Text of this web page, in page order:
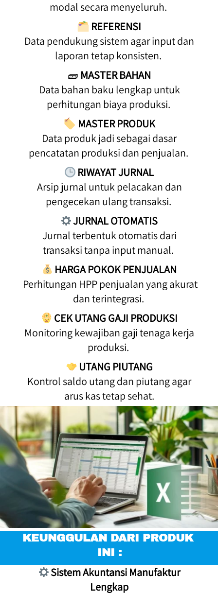
modal secara menyeluruh.
REFERENSI
laporan tetap konsisten.
🧱 MASTER BAHAN
perhitungan biaya produksi.
MASTER PRODUK
pencatatan produksi dan penjualan.
RIWAYAT JURNAL
pengecekan ulang transaksi.
JURNAL OTOMATIS
transaksi tanpa input manual.
HARGA POKOK PENJUALAN
dan terintegrasi.
CEK UTANG GAJI PRODUKSI
produksi.
UTANG PIUTANG
arus kas tetap sehat.
KEUNGGULAN DARI PRODUK
INI :
Sistem Akuntansi Manufaktur
Lengkap